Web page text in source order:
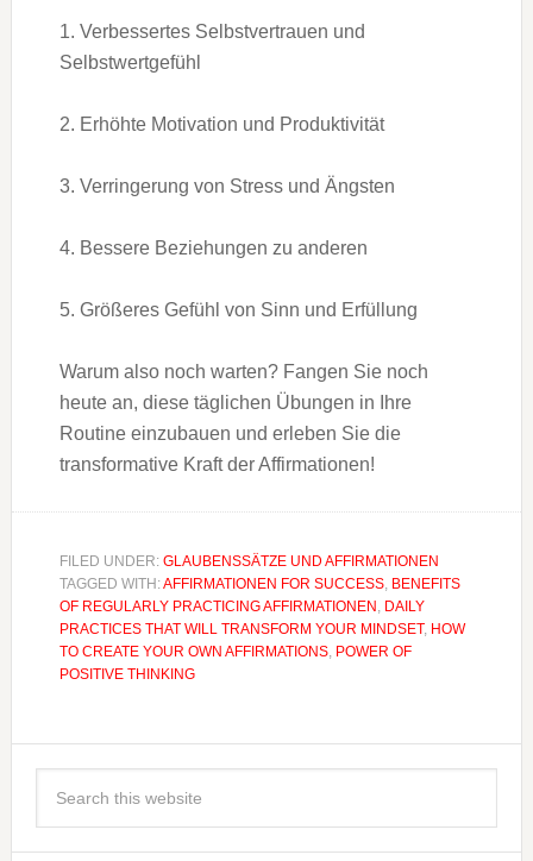
1. Verbessertes Selbstvertrauen und
Selbstwertgefühl
2. Erhöhte Motivation und Produktivität
3. Verringerung von Stress und Ängsten
4. Bessere Beziehungen zu anderen
5. Größeres Gefühl von Sinn und Erfüllung
Warum also noch warten? Fangen Sie noch
heute an, diese täglichen Übungen in Ihre
Routine einzubauen und erleben Sie die
transformative Kraft der Affirmationen!
FILED UNDER: GLAUBENSSÄTZE UND AFFIRMATIONEN
TAGGED WITH:AFFIRMATIONEN FOR SUCCESS, BENEFITS
OF REGULARLY PRACTICING AFFIRMATIONEN , DAILY
PRACTICES THAT WILL TRANSFORM YOUR MINDSET, HOW
TO CREATE YOUR OWN AFFIRMATIONS, POWER OF
POSITIVE THINKING